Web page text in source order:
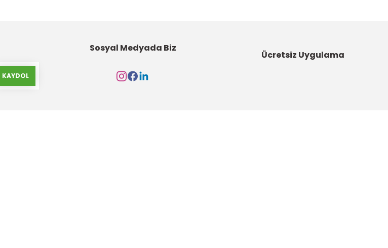
KAYDOL
Sosyal Medyada Biz
Ücretsiz Uygulama